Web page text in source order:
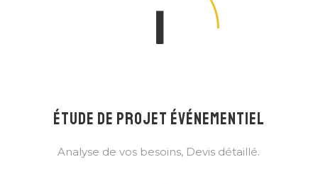
1
ÉTUDE DE PROJET ÉVÉNEMENTIEL
Analyse de vos besoins, Devis détaillé.